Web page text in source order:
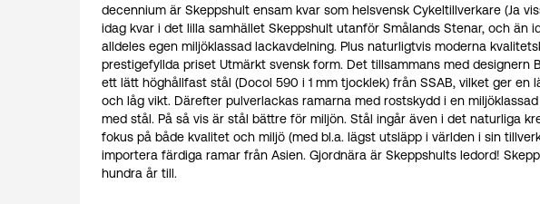
decennium är Skeppshult ensam kvar som helsvensk Cykeltillverkare (Ja
idag kvar i det lilla samhället Skeppshult utanför Smålands Stenar, och
alldeles egen miljöklassad lackavdelning. Plus naturligtvis moderna
prestigefyllda priset Utmärkt svensk form. Det tillsammans med designern
ett lätt höghållfast stål (Docol 590 i 1 mm tjocklek) från SSAB, vilket ger
och låg vikt. Därefter pulverlackas ramarna med rostskydd i en
med stål. På så vis är stål bättre för miljön. Stål ingår även i det naturliga
fokus på både kvalitet och miljö (med bl.a. lägst utsläpp i världen i sin
importera färdiga ramar från Asien. Gjordnära är Skeppshults ledord!
hundra år till.